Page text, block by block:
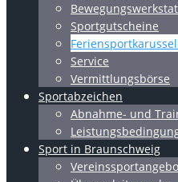
Sportgutscheine
Service
Vermittlungsbörse
Sportabzeichen
Abnahme- und
Sport in Braunschweig